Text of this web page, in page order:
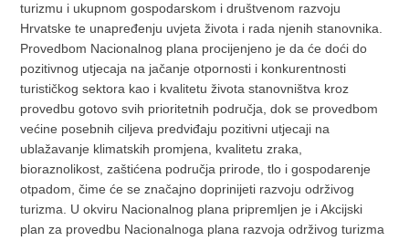
turizmu i ukupnom gospodarskom i društvenom razvoju
Hrvatske te unapređenju uvjeta života i rada njenih stanovnika.
Provedbom Nacionalnog plana procijenjeno je da će doći do
pozitivnog utjecaja na jačanje otpornosti i konkurentnosti
turističkog sektora kao i kvalitetu života stanovništva kroz
provedbu gotovo svih prioritetnih područja, dok se provedbom
većine posebnih ciljeva predviđaju pozitivni utjecaji na
ublažavanje klimatskih promjena, kvalitetu zraka,
bioraznolikost, zaštićena područja prirode, tlo i gospodarenje
otpadom, čime će se značajno doprinijeti razvoju održivog
turizma. U okviru Nacionalnog plana pripremljen je i Akcijski
plan za provedbu Nacionalnoga plana razvoja održivog turizma